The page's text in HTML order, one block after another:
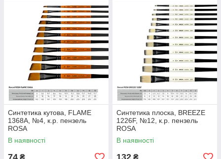
Синтетика кутова, FLAME
1368А, №4, к.р. пензель
ROSA
В наявності
74 ₴
Синтетика плоска, BREEZE
1226F, №12, к.р. пензель
ROSA
В наявності
132 ₴